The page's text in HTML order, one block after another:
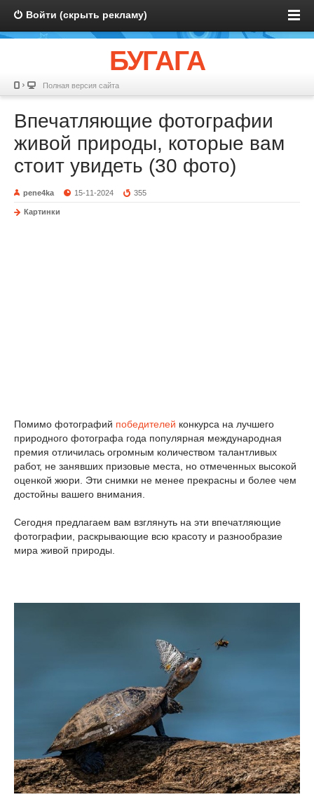
Войти (скрыть рекламу)
БУГАГА
Полная версия сайта
Впечатляющие фотографии
живой природы, которые вам
стоит увидеть (30 фото)
pene4ka 15-11-2024 355
Картинки
Помимо фотографий победителей конкурса на лучшего
природного фотографа года популярная международная
премия отличилась огромным количеством талантливых
работ, не занявших призовые места, но отмеченных высокой
оценкой жюри. Эти снимки не менее прекрасны и более чем
достойны вашего внимания.
Сегодня предлагаем вам взглянуть на эти впечатляющие
фотографии, раскрывающие всю красоту и разнообразие
мира живой природы.